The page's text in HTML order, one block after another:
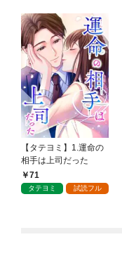
【タテヨミ】1.運命の
相手は上司だった
71
タテヨミ 試読フル